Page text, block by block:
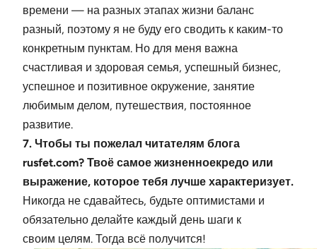
времени — на разных этапах жизни баланс
разный, поэтому я не буду его сводить к каким-то
конкретным пунктам. Но для меня важна
счастливая и здоровая семья, успешный бизнес,
успешное и позитивное окружение, занятие
любимым делом, путешествия, постоянное
развитие.
7. Чтобы ты пожелал читателям блога
rusfet.com? Твоё самое жизненноекредо или
выражение, которое тебя лучше характеризует.
Никогда не сдавайтесь, будьте оптимистами и
обязательно делайте каждый день шаги к
своим целям. Тогда всё получится!